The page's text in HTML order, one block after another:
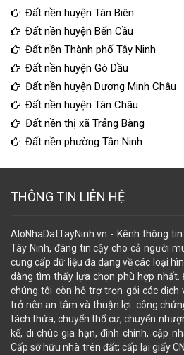
Đất nền huyện Tân Biên
Đất nền huyện Bến Cầu
Đất nền Thành phố Tây Ninh
Đất nền huyện Gò Dầu
Đất nền huyện Dương Minh Châu
Đất nền huyện Tân Châu
Đất nền thị xã Trảng Bàng
Đất nền phường Tân Ninh
THÔNG TIN LIÊN HỆ
AloNhaDatTayNinh.vn - Kênh thông
Tây Ninh, đáng tin cậy cho cả người
cung cấp dữ liệu đa dạng về các loại
dàng tìm thấy lựa chọn phù hợp nhất.
chúng tôi còn hỗ trợ trọn gói các dịch
trở nên an tâm và thuận lợi: công
tách thửa, chuyển thổ cư, chuyển
kế, di chúc gia hạn, đính chính, cập
Cấp sỡ hữu nhà trên đất; cấp lại giấy